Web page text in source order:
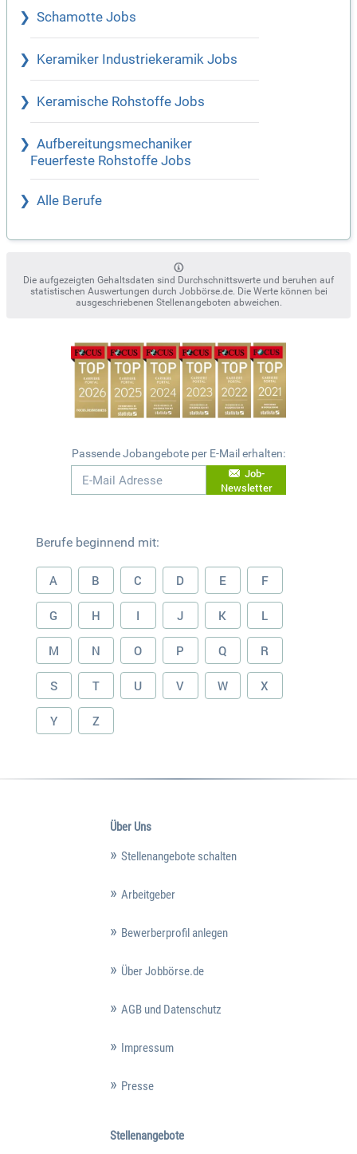
Schamotte Jobs
Keramiker Industriekeramik Jobs
Keramische Rohstoffe Jobs
Aufbereitungsmechaniker
Feuerfeste Rohstoffe Jobs
Alle Berufe
Die aufgezeigten Gehaltsdaten sind Durchschnittswerte und beruhen auf
statistischen Auswertungen durch Jobbörse.de. Die Werte können bei
ausgeschriebenen Stellenangeboten abweichen.
Passende Jobangebote per E-Mail erhalten:
Job-
Newsletter
Berufe beginnend mit:
A B C D E F
G H I J K L
M N O P Q R
S T U V W X
Y Z
Über Uns
Stellenangebote schalten
Arbeitgeber
Bewerberprofil anlegen
Über Jobbörse.de
AGB und Datenschutz
Impressum
Presse
Stellenangebote